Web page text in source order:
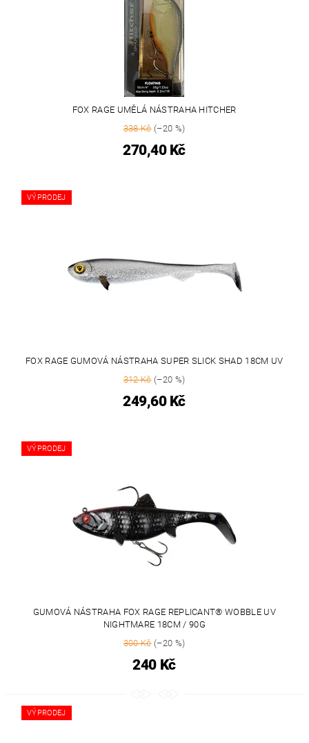
FOX RAGE UMĚLÁ NÁSTRAHA HITCHER
338 Kč(–20 %)
270,40 Kč
VÝPRODEJ
FOX RAGE GUMOVÁ NÁSTRAHA SUPER SLICK SHAD 18CM UV
312 Kč(–20 %)
249,60 Kč
VÝPRODEJ
GUMOVÁ NÁSTRAHA FOX RAGE REPLICANT® WOBBLE UV
NIGHTMARE 18CM / 90G
300 Kč(–20 %)
240 Kč
VÝPRODEJ